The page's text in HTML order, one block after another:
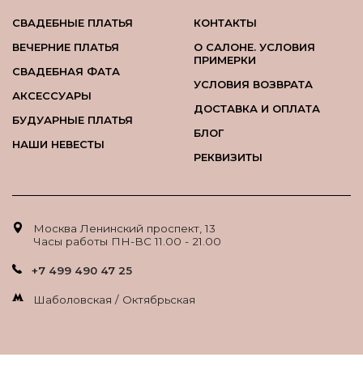
СВАДЕБНЫЕ ПЛАТЬЯ
ВЕЧЕРНИЕ ПЛАТЬЯ
СВАДЕБНАЯ ФАТА
АКСЕССУАРЫ
БУДУАРНЫЕ ПЛАТЬЯ
НАШИ НЕВЕСТЫ
КОНТАКТЫ
О САЛОНЕ. УСЛОВИЯ
ПРИМЕРКИ
УСЛОВИЯ ВОЗВРАТА
ДОСТАВКА И ОПЛАТА
БЛОГ
РЕКВИЗИТЫ
Москва Ленинский проспект, 13
Часы работы ПН-ВС 11.00 - 21.00
+7 499 490 47 25
Шаболовская / Октябрьская